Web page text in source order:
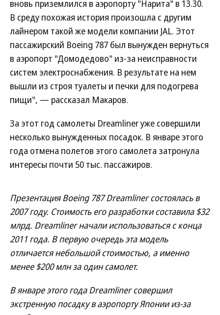
вновь приземлился в аэропорту "Нарита" в 13.30.
В среду похожая история произошла с другим
лайнером такой же модели компании JAL. Этот
пассажирский Boeing 787 был вынужден вернуться
в аэропорт "Домодедово" из-за неисправности
систем электроснабжения. В результате на нем
вышли из строя туалеты и печки для подогрева
пищи", — рассказал Макаров.
За этот год самолеты Dreamliner уже совершили
несколько вынужденных посадок. В январе этого
года отмена полетов этого самолета затронула
интересы почти 50 тыс. пассажиров.
Презентация Boeing 787 Dreamliner состоялась в
2007 году. Стоимость его разработки составила $32
млрд. Dreamliner начали использоваться с конца
2011 года. В первую очередь эта модель
отличается небольшой стоимостью, а именно
менее $200 млн за один самолет.
В январе этого года Dreamliner совершил
экстренную посадку в аэропорту Японии из-за